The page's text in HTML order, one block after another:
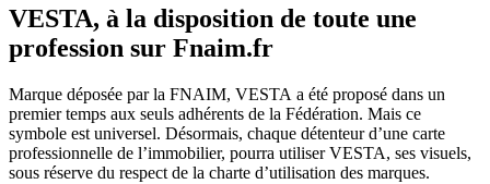
VESTA, à la disposition de toute une
profession sur Fnaim.fr
Marque déposée par la FNAIM, VESTA a été proposé dans un
premier temps aux seuls adhérents de la Fédération. Mais ce
symbole est universel. Désormais, chaque détenteur d’une carte
professionnelle de l’immobilier, pourra utiliser VESTA, ses visuels,
sous réserve du respect de la charte d’utilisation des marques.